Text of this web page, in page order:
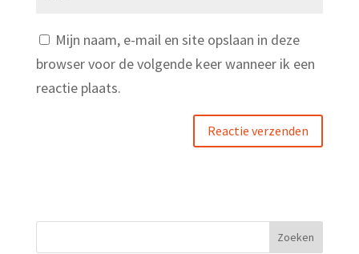
Mijn naam, e-mail en site opslaan in deze
browser voor de volgende keer wanneer ik een
reactie plaats.